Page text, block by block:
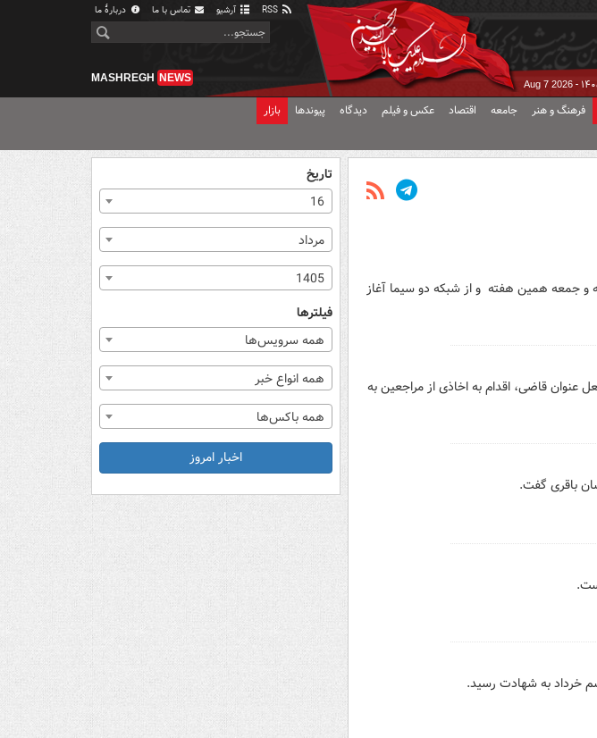
آرشیو تماس با ما دربارهٔ ما
Aug 7 2026
MASHREGH NEWS
فرهنگ و هنر جامعه اقتصاد عکس و فیلم دیدگاه پیوندها بازار
جمعه همین هفته و از شبکه دو سیما آغاز
قاضی، اقدام به اخاذی از مراجعین به
باقری گفت.
تاریخ
16
مرداد
1405
فیلترها
همه سرویس‌ها
همه انواع خبر
همه باکس‌ها
اخبار امروز